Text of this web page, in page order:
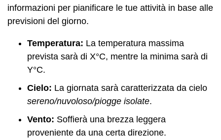
informazioni per pianificare le tue attività in base alle
previsioni del giorno.
Temperatura: La temperatura massima
prevista sarà di X°C, mentre la minima sarà di
Y°C.
Cielo: La giornata sarà caratterizzata da cielo
sereno/nuvoloso/piogge isolate.
Vento: Soffierà una brezza leggera
proveniente da una certa direzione.